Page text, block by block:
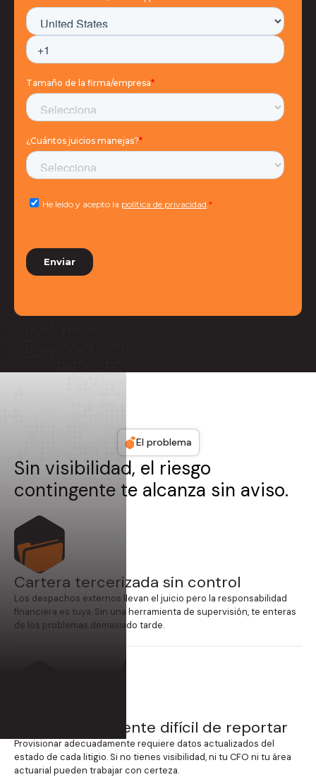
El problema
Sin visibilidad, el riesgo
contingente te alcanza sin aviso.
Cartera tercerizada sin control
Los despachos externos llevan el juicio pero la responsabilidad
financiera es tuya. Sin una herramienta de supervisión, te enteras
de los problemas demasiado tarde.
Riesgo contingente difícil de reportar
Provisionar adecuadamente requiere datos actualizados del
estado de cada litigio. Si no tienes visibilidad, ni tu CFO ni tu área
actuarial pueden trabajar con certeza.